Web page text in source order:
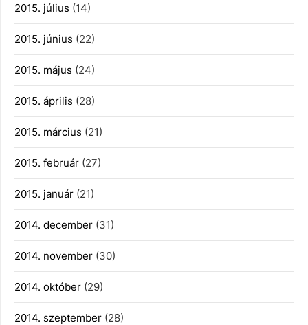
2015. július (14)
2015. június (22)
2015. május (24)
2015. április (28)
2015. március (21)
2015. február (27)
2015. január (21)
2014. december (31)
2014. november (30)
2014. október (29)
2014. szeptember (28)